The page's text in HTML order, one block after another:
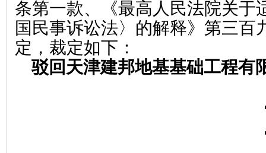
条第一款、《最高人民法院关于
国民事诉讼法〉的解释》第三百
定，裁定如下：
驳回天津建邦地基基础工程有